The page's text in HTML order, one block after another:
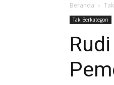
Beranda
Tak Berkategori